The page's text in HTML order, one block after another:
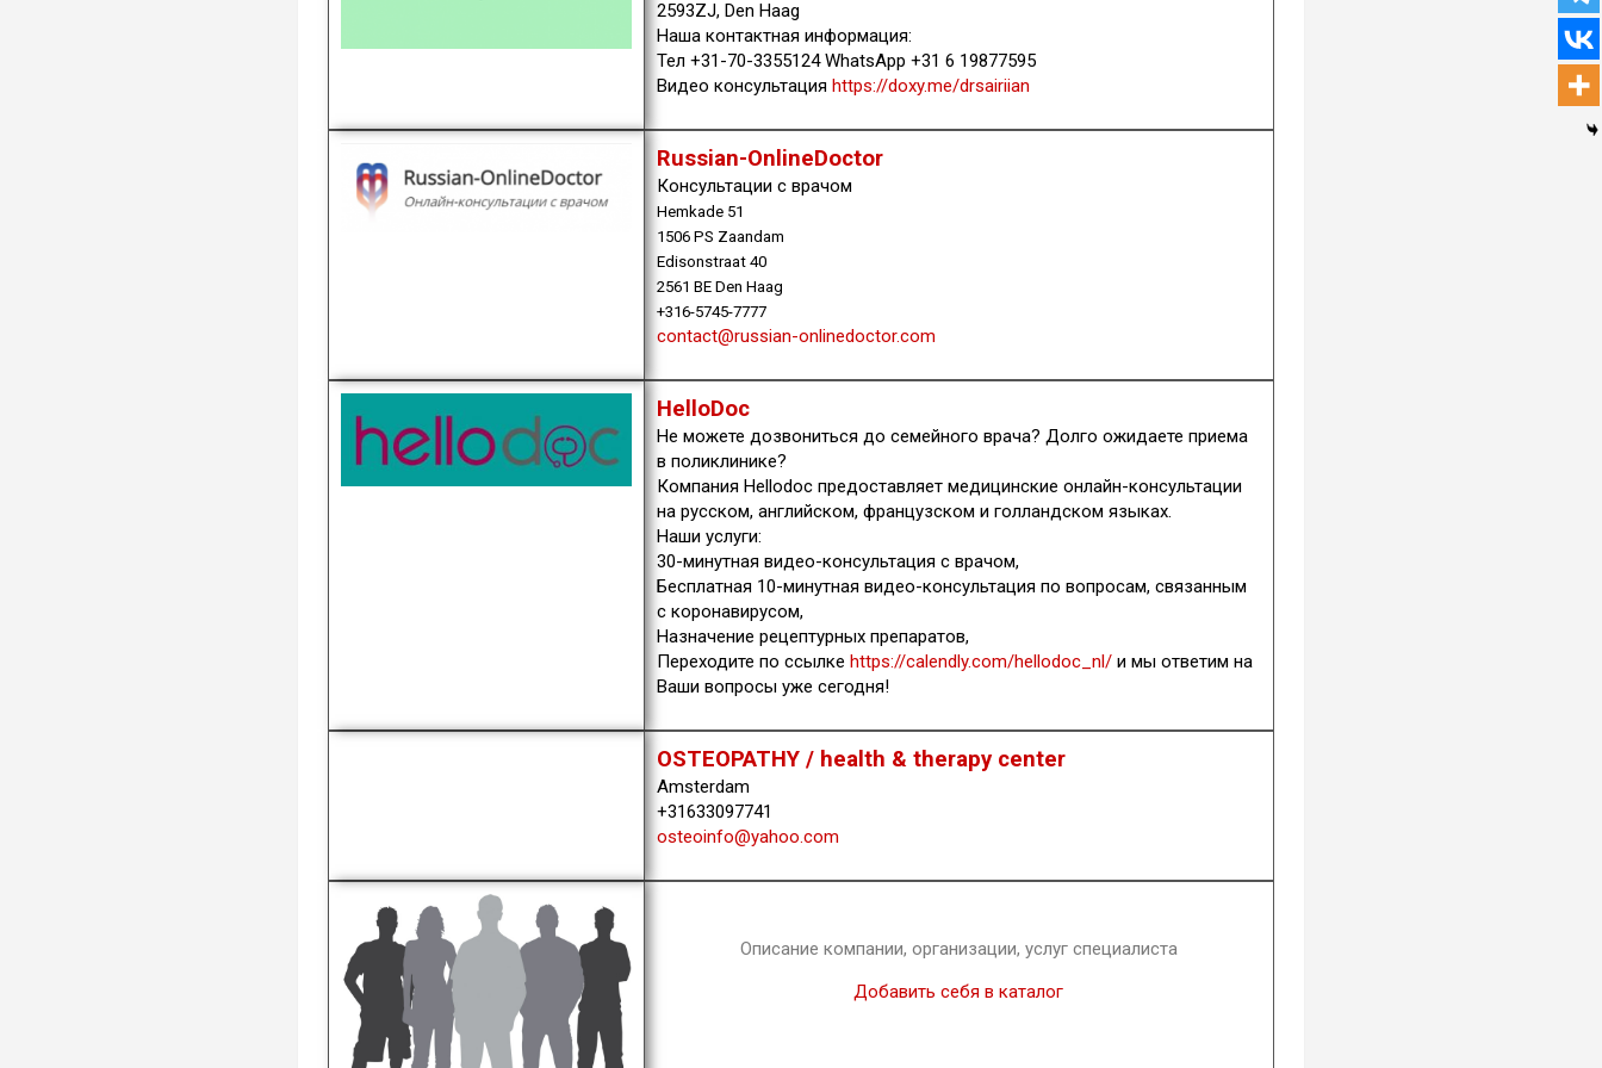
2593ZJ, Den Haag
Наша контактная информация:
Тел +31-70-3355124 WhatsApp +31 6 19877595
Видео консультация https://doxy.me/drsairiian
Russian-OnlineDoctor
Консультации с врачом
Hemkade 51
1506 PS Zaandam
Edisonstraat 40
2561 BE Den Haag
+316-5745-7777
contact@russian-onlinedoctor.com
HelloDoc
Не можете дозвониться до семейного врача? Долго ожидаете приема
в поликлинике?
Компания Hellodoc предоставляет медицинские онлайн-консультации
на русском, английском, французском и голландском языках.
Наши услуги:
30-минутная видео-консультация с врачом,
Бесплатная 10-минутная видео-консультация по вопросам, связанным
с коронавирусом,
Назначение рецептурных препаратов,
Переходите по ссылке https://calendly.com/hellodoc_nl/ и мы ответим на
Ваши вопросы уже сегодня!
OSTEOPATHY / health & therapy center
Amsterdam
+31633097741
osteoinfo@yahoo.com
Описание компании, организации, услуг специалиста
Добавить себя в каталог